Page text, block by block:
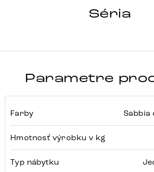
Séria
Parametre
Farby Sabbia
Hmotnosť výrobku v kg
Typ nábytku